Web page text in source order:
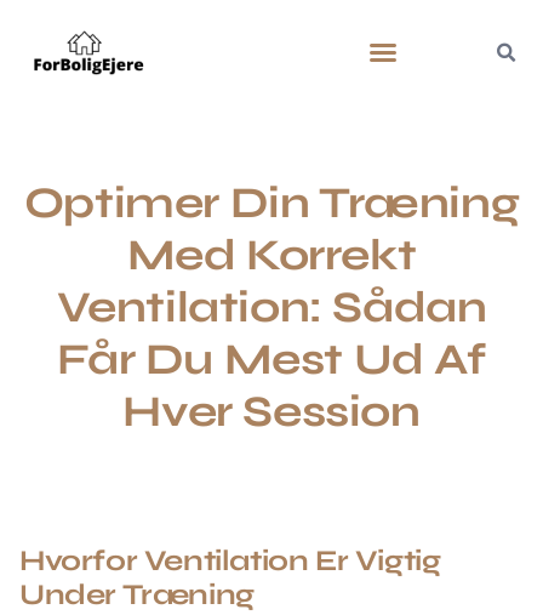
Optimer Din Træning
Med Korrekt
Ventilation: Sådan
Får Du Mest Ud Af
Hver Session
Hvorfor Ventilation Er Vigtig
Under Træning